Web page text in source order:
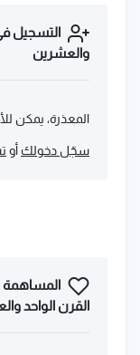
التسجيل
والعشرين
المعذرة، يمكن
سجّل دخولك أو
المساهمة
القرن الواحد